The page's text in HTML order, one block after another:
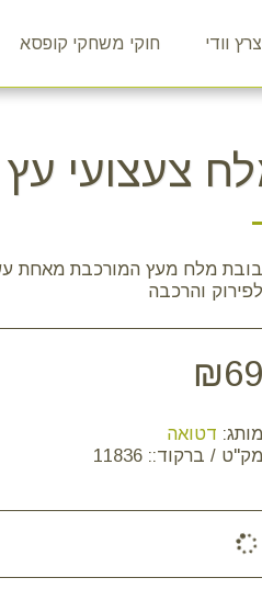
וודי חוקי משחקי קופסא
צעצועי עץ
בובת מלח מעץ המורכבת מאחת
לפירוק והרכבה
₪69
מותג: דטואה
מק"ט / ברקוד:: 11836